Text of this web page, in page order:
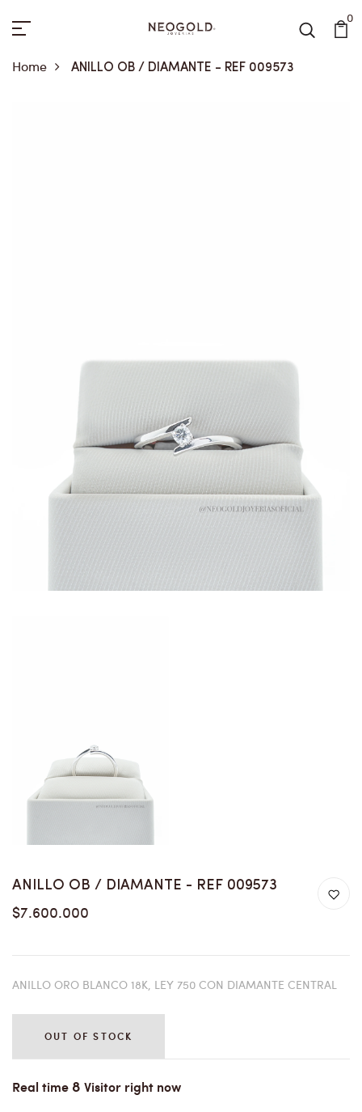
0
Home ANILLO OB / DIAMANTE - REF 009573
ANILLO OB / DIAMANTE - REF 009573
$7.600.000
ANILLO ORO BLANCO 18K, LEY 750 CON DIAMANTE CENTRAL
OUT OF STOCK
Real time 8 Visitor right now